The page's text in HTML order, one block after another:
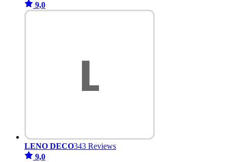
9,0
LENO DECO343 Reviews
9,0